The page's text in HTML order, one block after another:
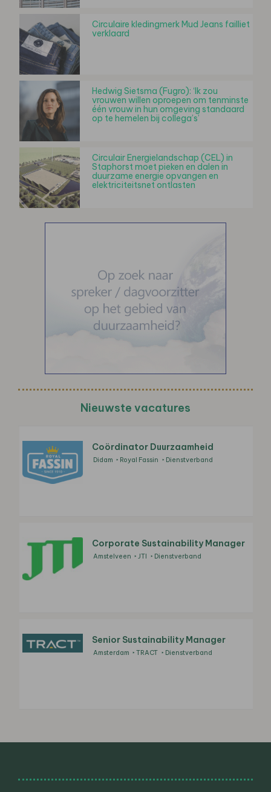
Circulaire kledingmerk Mud Jeans failliet
verklaard
Hedwig Sietsma (Fugro): ‘Ik zou
vrouwen willen oproepen om tenminste
één vrouw in hun omgeving standaard
op te hemelen bij collega’s’
Circulair Energielandschap (CEL) in
Staphorst moet pieken en dalen in
duurzame energie opvangen en
elektriciteitsnet ontlasten
Nieuwste vacatures
Coördinator Duurzaamheid
Didam Royal Fassin Dienstverband
Corporate Sustainability Manager
Amstelveen JTI Dienstverband
Senior Sustainability Manager
Amsterdam TRACT Dienstverband